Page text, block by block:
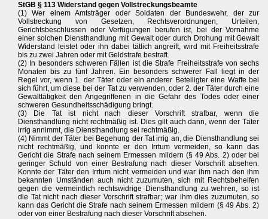
StGB § 113 Widerstand gegen Vollstreckungsbeamte
(1) Wer einem Amtsträger oder Soldaten der Bundeswehr, der zur
Vollstreckung von Gesetzen, Rechtsverordnungen, Urteilen,
Gerichtsbeschlüssen oder Verfügungen berufen ist, bei der Vornahme
einer solchen Diensthandlung mit Gewalt oder durch Drohung mit Gewalt
Widerstand leistet oder ihn dabei tätlich angreift, wird mit Freiheitsstrafe
bis zu zwei Jahren oder mit Geldstrafe bestraft.
(2) In besonders schweren Fällen ist die Strafe Freiheitsstrafe von sechs
Monaten bis zu fünf Jahren. Ein besonders schwerer Fall liegt in der
Regel vor, wenn 1. der Täter oder ein anderer Beteiligter eine Waffe bei
sich führt, um diese bei der Tat zu verwenden, oder 2. der Täter durch eine
Gewalttätigkeit den Angegriffenen in die Gefahr des Todes oder einer
schweren Gesundheitsschädigung bringt.
(3) Die Tat ist nicht nach dieser Vorschrift strafbar, wenn die
Diensthandlung nicht rechtmäßig ist. Dies gilt auch dann, wenn der Täter
irrig annimmt, die Diensthandlung sei rechtmäßig.
(4) Nimmt der Täter bei Begehung der Tat irrig an, die Diensthandlung sei
nicht rechtmäßig, und konnte er den Irrtum vermeiden, so kann das
Gericht die Strafe nach seinem Ermessen mildern (§ 49 Abs. 2) oder bei
geringer Schuld von einer Bestrafung nach dieser Vorschrift absehen.
Konnte der Täter den Irrtum nicht vermeiden und war ihm nach den ihm
bekannten Umständen auch nicht zuzumuten, sich mit Rechtsbehelfen
gegen die vermeintlich rechtswidrige Diensthandlung zu wehren, so ist
die Tat nicht nach dieser Vorschrift strafbar; war ihm dies zuzumuten, so
kann das Gericht die Strafe nach seinem Ermessen mildern (§ 49 Abs. 2)
oder von einer Bestrafung nach dieser Vorschrift absehen.